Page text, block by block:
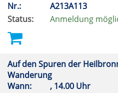
Nr.:
A213A113
Status:
Anmeldung
Auf den Spuren der
Wanderung
Wann:
, 14.00 Uhr